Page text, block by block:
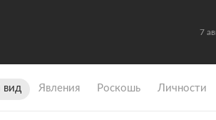
7
вид Явления Роскошь Личности